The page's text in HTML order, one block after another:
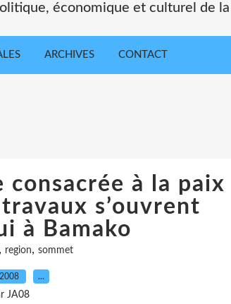
économique et culturel de
ARCHIVES CONTACT
à la paix
s’ouvrent
à Bamako
region, sommet
…
JA08